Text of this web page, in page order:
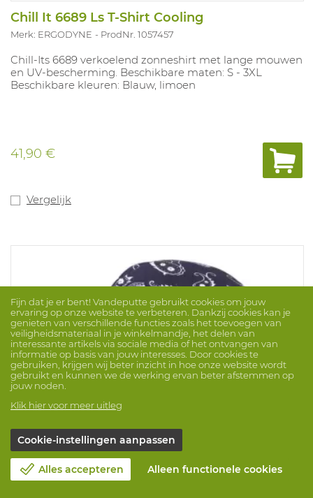
Chill It 6689 Ls T-Shirt Cooling
Merk: ERGODYNE ProdNr. 1057457
Chill-Its 6689 verkoelend zonneshirt met lange mouwen
en UV-bescherming. Beschikbare maten: S - 3XL
Beschikbare kleuren: Blauw, limoen
41,90 €
Vergelijk
Cooling Bandana 6710CT Navy Western
Fijn dat je er bent! Vandeputte gebruikt cookies om jouw
ervaring op onze website te verbeteren. Dankzij cookies kan je
genieten van verschillende functies zoals het toevoegen van
veiligheidsmateriaal in je winkelmandje, het delen van
interessante artikels via sociale media of het ontvangen van
informatie op basis van jouw interesses. Door cookies te
gebruiken, krijgen wij beter inzicht in hoe onze website wordt
gebruikt en kunnen we de werking ervan beter afstemmen op
jouw noden.
Klik hier voor meer uitleg
Cookie-instellingen aanpassen
Alles accepteren Alleen functionele cookies